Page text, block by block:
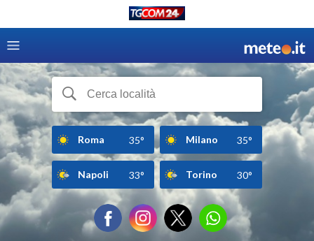
Roma 35° Milano 35°
Napoli 33° Torino 30°